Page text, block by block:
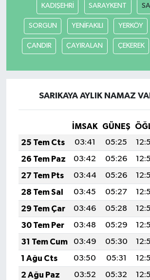
KADIŞEHRİ SARAYKENT
SORGUN YENİFAKILI YERKÖY
ÇANDIR ÇAYIRALAN ÇEKEREK
SARIKAYA AYLIK NAMAZ
İMSAK GÜNEŞ
25 Tem Cts
03:41 05:25
26 Tem Paz
03:42 05:26
27 Tem Pts
03:44 05:26
28 Tem Sal
03:45 05:27
29 Tem Çar
03:46 05:28
30 Tem Per
03:48 05:29
31 Tem Cum
03:49 05:30
1 Ağu Cts
03:50 05:31
2 Ağu Paz
03:52 05:32